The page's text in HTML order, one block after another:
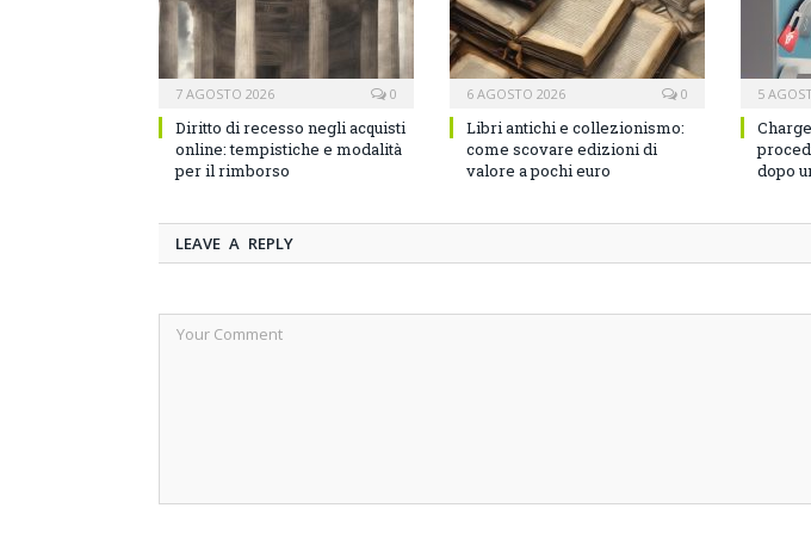
7 AGOSTO 2026 0
Diritto di recesso negli acquisti
online: tempistiche e modalità
per il rimborso
6 AGOSTO 2026 0
Libri antichi e collezionismo:
come scovare edizioni di
valore a pochi euro
5
dopo
LEAVE A REPLY